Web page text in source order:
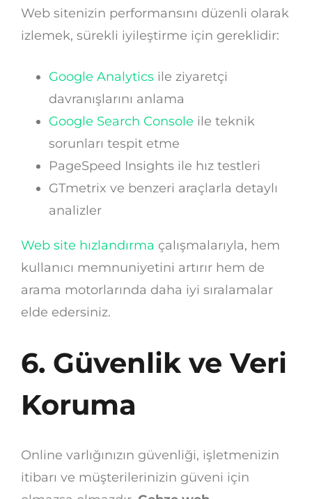
Web sitenizin performansını düzenli olarak
izlemek, sürekli iyileştirme için gereklidir:
Google Analytics ile ziyaretçi
davranışlarını anlama
Google Search Console ile teknik
sorunları tespit etme
PageSpeed Insights ile hız testleri
GTmetrix ve benzeri araçlarla detaylı
analizler
Web site hızlandırma çalışmalarıyla, hem
kullanıcı memnuniyetini artırır hem de
arama motorlarında daha iyi sıralamalar
elde edersiniz.
6. Güvenlik ve Veri
Koruma
Online varlığınızın güvenliği, işletmenizin
itibarı ve müşterilerinizin güveni için